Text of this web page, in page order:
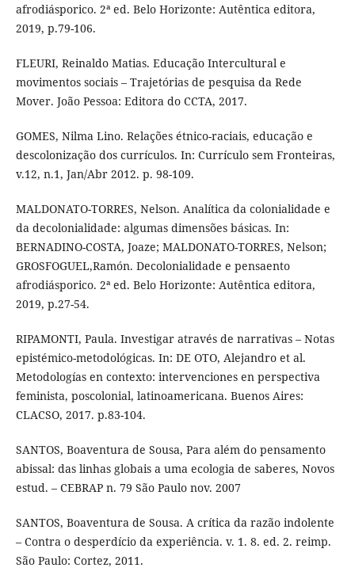
afrodiásporico. 2ª ed. Belo Horizonte: Autêntica editora,
2019, p.79-106.
FLEURI, Reinaldo Matias. Educação Intercultural e
movimentos sociais – Trajetórias de pesquisa da Rede
Mover. João Pessoa: Editora do CCTA, 2017.
GOMES, Nilma Lino. Relações étnico-raciais, educação e
descolonização dos currículos. In: Currículo sem Fronteiras,
v.12, n.1, Jan/Abr 2012. p. 98-109.
MALDONATO-TORRES, Nelson. Analítica da colonialidade e
da decolonialidade: algumas dimensões básicas. In:
BERNADINO-COSTA, Joaze; MALDONATO-TORRES, Nelson;
GROSFOGUEL,Ramón. Decolonialidade e pensaento
afrodiásporico. 2ª ed. Belo Horizonte: Autêntica editora,
2019, p.27-54.
RIPAMONTI, Paula. Investigar através de narrativas – Notas
epistémico-metodológicas. In: DE OTO, Alejandro et al.
Metodologías en contexto: intervenciones en perspectiva
feminista, poscolonial, latinoamericana. Buenos Aires:
CLACSO, 2017. p.83-104.
SANTOS, Boaventura de Sousa, Para além do pensamento
abissal: das linhas globais a uma ecologia de saberes, Novos
estud. – CEBRAP n. 79 São Paulo nov. 2007
SANTOS, Boaventura de Sousa. A crítica da razão indolente
– Contra o desperdício da experiência. v. 1. 8. ed. 2. reimp.
São Paulo: Cortez, 2011.